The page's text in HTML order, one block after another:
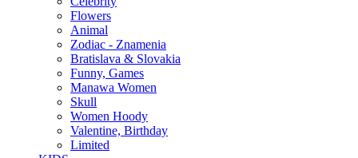
Flowers
Animal
Zodiac - Znamenia
Bratislava & Slovakia
Funny, Games
Manawa Women
Skull
Women Hoody
Valentine, Birthday
Limited